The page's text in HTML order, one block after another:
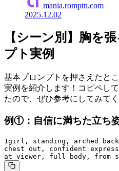
mania.romptn.com
2025.12.02
【シーン別】胸を
プト実例
基本プロンプトを押さえたと
実例を紹介します！コピペし
たので、ぜひ参考にしてみてく
例①：自信に満ちた立ち
1girl, standing, arched
chest out, confident
at viewer, full body, from